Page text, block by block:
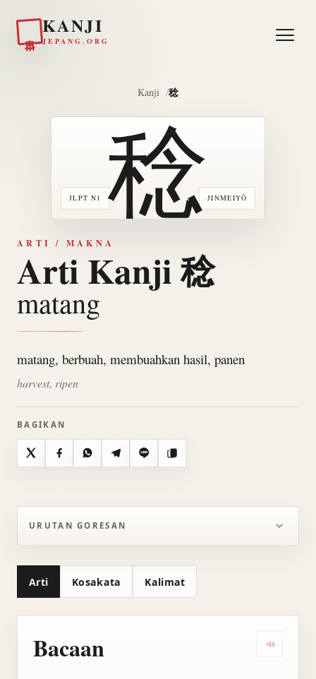
KANJI
JEPANG.ORG
Kanji 稔
JLPT N1 JINMEIYŌ
稔
ARTI / MAKNA
Arti Kanji 稔
matang
matang, berbuah, membuahkan hasil, panen
harvest, ripen
BAGIKAN
X FacebookWhatsAppTelegramLine Salin
URUTAN GORESAN
Arti Kosakata Kalimat
Bacaan